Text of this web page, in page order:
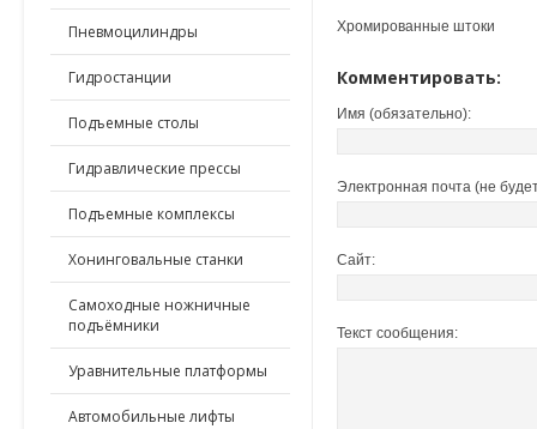
Хромированные штоки
Комментировать:
Имя (обязательно):
Электронная почта (не
Сайт:
Текст сообщения:
Пневмоцилиндры
Гидростанции
Подъемные столы
Гидравлические прессы
Подъемные комплексы
Хонинговальные станки
Самоходные ножничные
подъёмники
Уравнительные платформы
Автомобильные лифты